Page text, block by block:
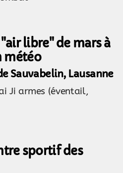
libre" de mars à
météo
Sauvabelin, Lausanne
Ji armes (éventail,
sportif des